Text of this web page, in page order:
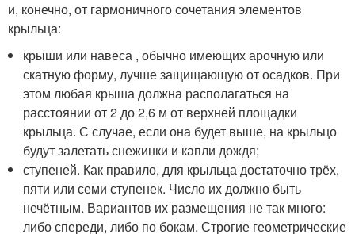
и, конечно, от гармоничного сочетания элементов
крыльца:
крыши или навеса , обычно имеющих арочную или
скатную форму, лучше защищающую от осадков. При
этом любая крыша должна располагаться на
расстоянии от 2 до 2,6 м от верхней площадки
крыльца. С случае, если она будет выше, на крыльцо
будут залетать снежинки и капли дождя;
ступеней. Как правило, для крыльца достаточно трёх,
пяти или семи ступенек. Число их должно быть
нечётным. Вариантов их размещения не так много:
либо спереди, либо по бокам. Строгие геометрические